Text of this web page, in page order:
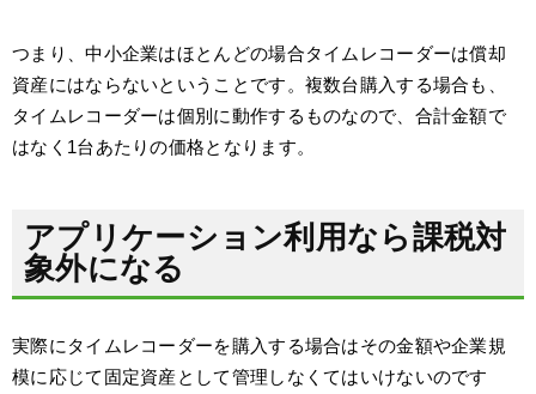
つまり、中小企業はほとんどの場合タイムレコーダーは償却
資産にはならないということです。複数台購入する場合も、
タイムレコーダーは個別に動作するものなので、合計金額で
はなく1台あたりの価格となります。
アプリケーション利用なら課税対
象外になる
実際にタイムレコーダーを購入する場合はその金額や企業規
模に応じて固定資産として管理しなくてはいけないのです